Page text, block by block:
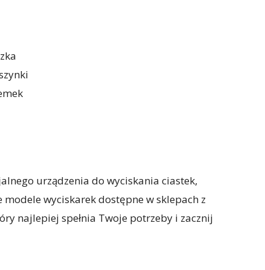
urządzenia do wyciskania ciastek,
modele wyciskarek dostępne w sklepach z
najlepiej spełnia Twoje potrzeby i zacznij